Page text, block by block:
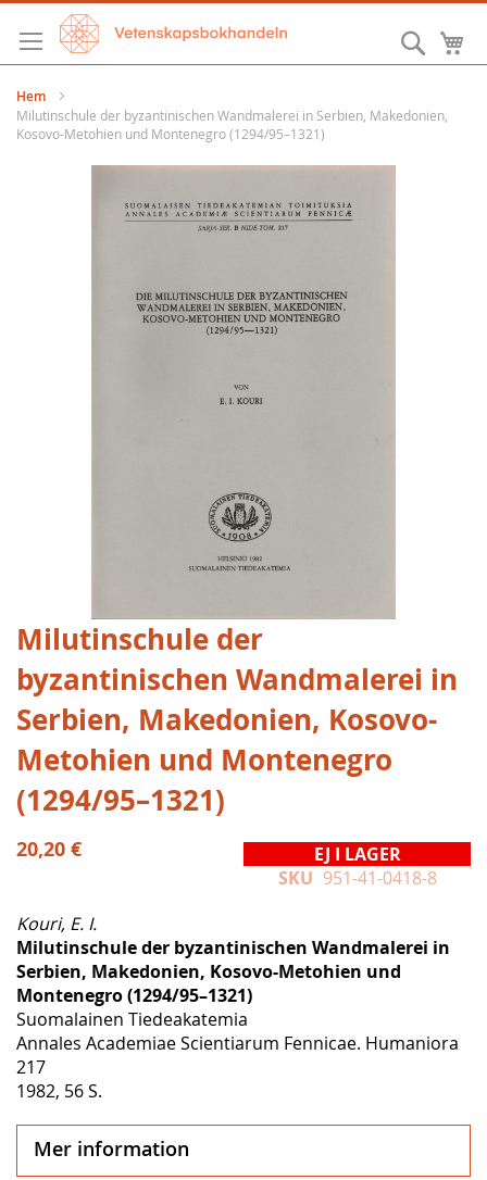
Hoppa
till
innehållet
Sök
Hem
Milutinschule der byzantinischen Wandmalerei in Serbien, Makedonien,
Kosovo-Metohien und Montenegro (1294/95–1321)
Hoppa
till
början
av
bildgalleriet
Milutinschule der
byzantinischen Wandmalerei in
Serbien, Makedonien, Kosovo-
Metohien und Montenegro
(1294/95–1321)
20,20 €
EJ I LAGER
SKU 951-41-0418-8
Kouri, E. I.
Milutinschule der byzantinischen Wandmalerei in
Serbien, Makedonien, Kosovo-Metohien und
Montenegro (1294/95–1321)
Suomalainen Tiedeakatemia
Annales Academiae Scientiarum Fennicae. Humaniora
217
1982, 56 S.
Mer information